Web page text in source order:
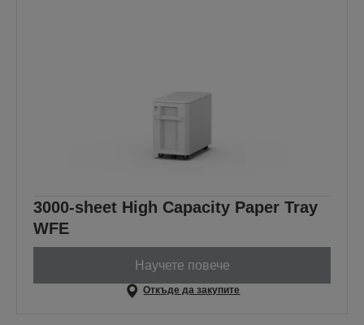
3000-sheet High Capacity Paper Tray
WFE
Научете повече
Откъде да закупите